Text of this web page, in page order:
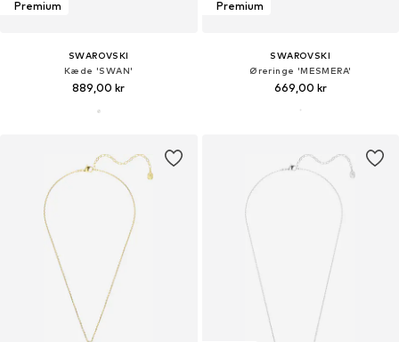
Premium
SWAROVSKI
Kæde 'SWAN'
889,00 kr
Premium
SWAROVSKI
Øreringe 'MESMERA'
669,00 kr